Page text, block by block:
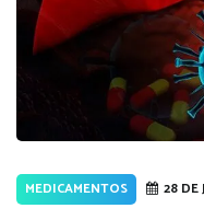
MEDICAMENTOS 28 DE